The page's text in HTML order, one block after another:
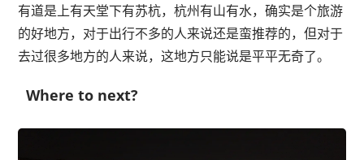
有道是上有天堂下有苏杭，杭州有山有水，确实是个旅游
的好地方，对于出行不多的人来说还是蛮推荐的，但对于
去过很多地方的人来说，这地方只能说是平平无奇了。
Where to next?